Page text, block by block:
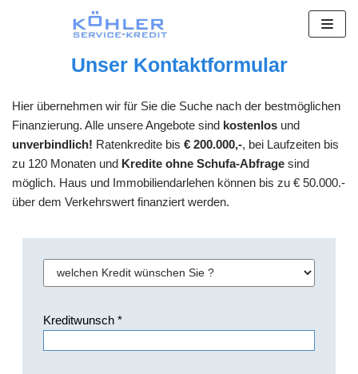
Unser Kontaktformular
Hier übernehmen wir für Sie die Suche nach der bestmöglichen
Finanzierung. Alle unsere Angebote sind kostenlos und
unverbindlich! Ratenkredite bis € 200.000,-, bei Laufzeiten bis
zu 120 Monaten und Kredite ohne Schufa-Abfrage sind
möglich. Haus und Immobiliendarlehen können bis zu € 50.000.-
über dem Verkehrswert finanziert werden.
Kreditwunsch *